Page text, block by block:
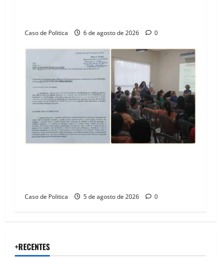
Caso de Politica 6 de agosto de 2026 0
Caso de Politica 5 de agosto de 2026 0
+RECENTES